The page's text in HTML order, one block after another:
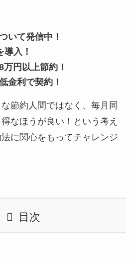
いて発信中！
入！
円以上節約！
金利で契約！
節約人間ではなく、毎月同
なほうが良い！という考え
に関心をもってチャレンジ
目次